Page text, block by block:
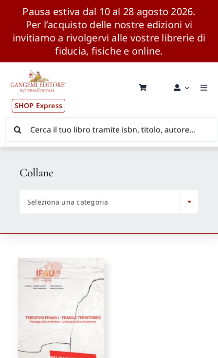
Pausa estiva dal 10 al 28 agosto 2026.
Per l’acquisto delle nostre edizioni vi
invitiamo a rivolgervi alle vostre librerie di
fiducia, fisiche e online.
contenuto
SHOP Express
Pubblicazioni
News ed Eventi
Distribuzione Wolrdwide
CONSIP / MEPA / ANVUR / CINECA
Proposte di pubblicazione
Gangemi Editore
per:
Collane
Seleziona una categoria